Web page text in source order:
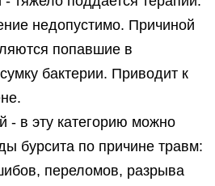
недопустимо. Причиной
попавшие в
бактерии. Приводит к
- в эту категорию можно
бурсита по причине травм:
переломов, разрыва